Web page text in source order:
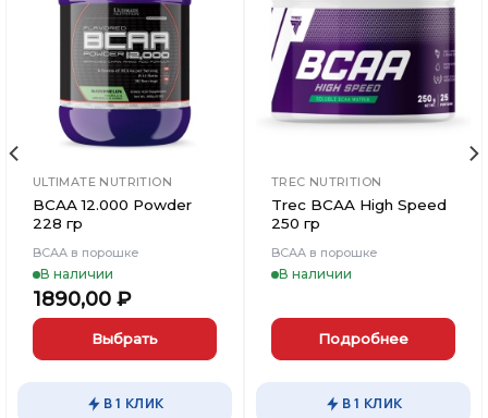
Добавить
Вишлист
ULTIMATE NUTRITION
BCAA 12.000 Powder
228 гр
BCAA в порошке
В наличии
1890,00 ₽
Выбрать
В 1 КЛИК
Добавить
в
Вишлист
TREC NUTRITION
Trec BCAA High Speed
250 гр
BCAA в порошке
В наличии
Подробнее
В 1 КЛИК